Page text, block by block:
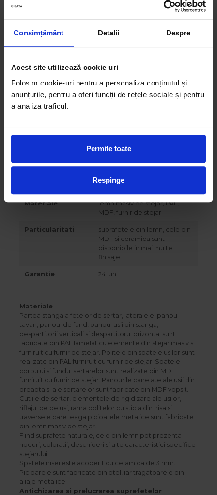
Consimțământ Detalii Despre
Acest site utilizează cookie-uri
Folosim cookie-uri pentru a personaliza conținutul și
anunțurile, pentru a oferi funcții de rețele sociale și pentru
a analiza traficul.
Permite toate
Respinge
Latime 51 cm
Inaltime
picioare/soclu
Tragatoare
aplicate, din metal, si frezate
in fronturi
Balamale usi
Glisiere sertare soft-close, cu extractie totala
inaltime
Fixare pe perete NU
~ 95 kg
Materiale
lemn masiv de stejar, PAL,
MDF, furnir de stejar
Particularitati
suprafetele din lemn, cele din
MDF si ceramica sunt
disponibile in mai multe
finisaje
Garantie 24 luni
Materiale
Partea stanga a fetelor de sertar, lateralele, panoul
tavan, panoul de fund, panoul usii din stanga,
despartitorii verticali si despartitorul orizontal sunt
fabricate din PAL lamelat cu elemente din stejar masiv si
furniruit cu furnir de stejar. Politele din spatele usilor sunt
realizate din PAL furniruit cu furnir de stejar. Spatele
corpului si fundul sertarelor sunt realizate din MDF
furniruit cu furnir de stejar. Panourile canelate ale usii din
dreapta si ale sertarelor sunt fabricate din MDF vopsit.
Cutiile de sertar, elementele de rigidizare ale usilor,
riflajul de pe usi, rama politelor cu sticla din nisa si
traversele care leaga picioarele metalice sunt fabricate
din lemn masiv de stejar.
Fiind suprafete naturale, cele din lemn pot prezenta
noduri, coloratii, deschideri si alte caracteristici specifice
stejarului.
Spatele nisei este acoperit cu ceramica de 3 mm.
Picioarele sunt fabricate din otel, iar tragatoarele din
aliaje metalice.
Antichizarea si prelucrarea suprefetelor